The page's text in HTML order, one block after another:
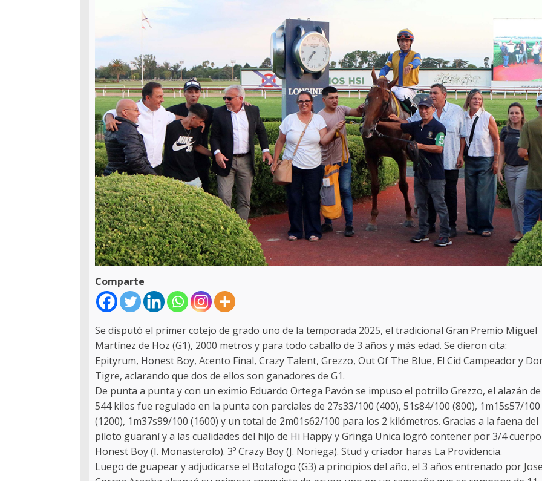
Comparte
Se disputó el primer cotejo de grado uno de la temporada 2025, el tradicional Gran Premio Miguel
Martínez de Hoz (G1), 2000 metros y para todo caballo de 3 años y más edad. Se dieron cita:
Epityrum, Honest Boy, Acento Final, Crazy Talent, Grezzo, Out Of The Blue, El Cid Campeador y
Tigre, aclarando que dos de ellos son ganadores de G1.
De punta a punta y con un eximio Eduardo Ortega Pavón se impuso el potrillo Grezzo, el alazán de
544 kilos fue regulado en la punta con parciales de 27s33/100 (400), 51s84/100 (800), 1m15s57/100
(1200), 1m37s99/100 (1600) y un total de 2m01s62/100 para los 2 kilómetros. Gracias a la faena del
piloto guaraní y a las cualidades del hijo de Hi Happy y Gringa Unica logró contener por 3/4
Honest Boy (I. Monasterolo). 3º Crazy Boy (J. Noriega). Stud y criador haras La Providencia.
Luego de guapear y adjudicarse el Botafogo (G3) a principios del año, el 3 años entrenado por